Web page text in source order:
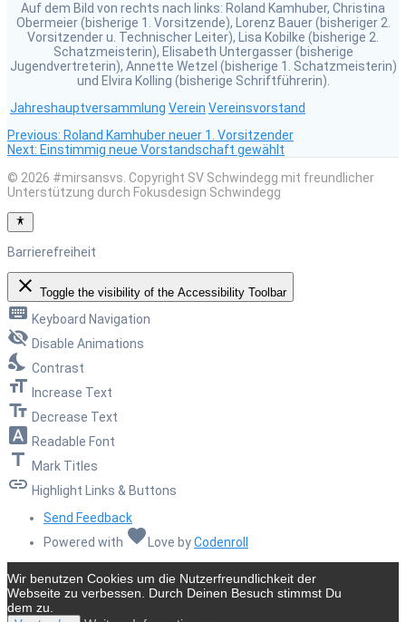
Auf dem Bild von rechts nach links: Roland Kamhuber, Christina
Obermeier (bisherige 1. Vorsitzende), Lorenz Bauer (bisheriger 2.
Vorsitzender u. Technischer Leiter), Lisa Kobilke (bisherige 2.
Schatzmeisterin), Elisabeth Untergasser (bisherige
Jugendvertreterin), Annette Wetzel (bisherige 1. Schatzmeisterin)
und Elvira Kolling (bisherige Schriftführerin).
Jahreshauptversammlung Verein Vereinsvorstand
Beitragsnavigation
Previous: Previous
post:
Roland Kamhuber neuer 1. Vorsitzender
Next: Next
Einstimmig neue Vorstandschaft gewählt
© 2026 #mirsansvs. Copyright SV Schwindegg mit freundlicher
Unterstützung durch Fokusdesign Schwindegg
Barrierefreiheit
close Toggle the visibility of the Accessibility Toolbar
keyboard Keyboard Navigation
visibility_off Disable Animations
nights_stay Contrast
format_size Increase Text
text_fields Decrease Text
font_download Readable Font
title Mark Titles
link Highlight Links & Buttons
Send Feedback
Powered with favorite Love byCodenroll
Wir benutzen Cookies um die Nutzerfreundlichkeit der
Webseite zu verbessen. Durch Deinen Besuch stimmst Du
dem zu.